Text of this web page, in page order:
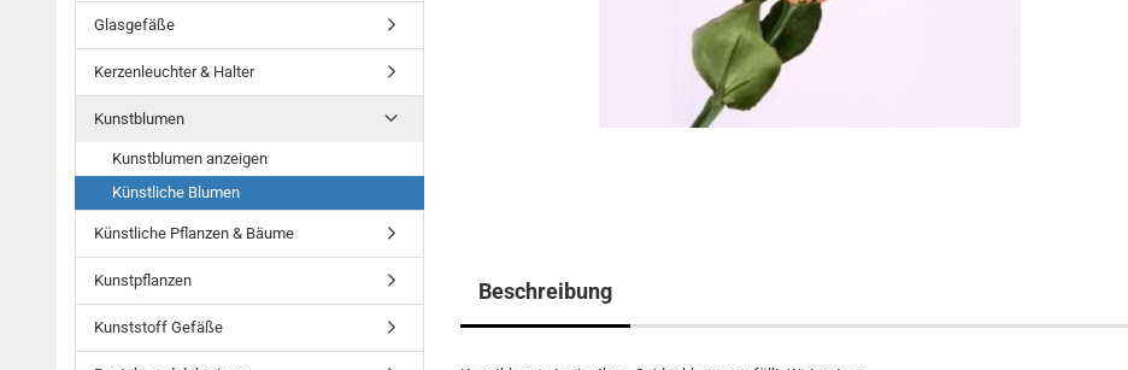
Beschreibung
Glasgefäße
Kerzenleuchter & Halter
Kunstblumen
Kunstblumen anzeigen
Künstliche Blumen
Künstliche Pflanzen & Bäume
Kunstpflanzen
Kunststoff Gefäße